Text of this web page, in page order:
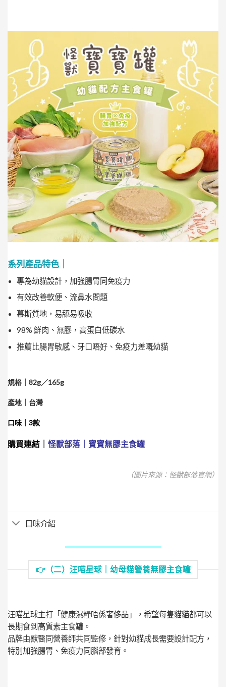
系列產品特色｜
專為幼貓設計，加強腸胃同免疫力
有效改善軟便、流鼻水問題
慕斯質地，易舔易吸收
98% 鮮肉、無膠，高蛋白低碳水
推薦比腸胃敏感、牙口唔好、免疫力差嘅幼貓
規格｜82g／165g
產地｜台灣
口味｜3款
購買連結｜ 怪獸部落｜寶寶無膠主食罐
（圖片來源：怪獸部落官網）
口味介紹
👉（二）汪喵星球｜幼母貓營養無膠主食罐
汪喵星球主打「健康濕糧唔係奢侈品」，希望每隻貓貓都可以
長期食到高質素主食罐。
品牌由獸醫同營養師共同監修，針對幼貓成長需要設計配方，
特別加強腸胃、免疫力同腦部發育。